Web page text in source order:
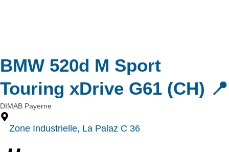
BMW 520d M Sport
Touring xDrive G61 (CH) 📍
DIMAB Payerne
Zone Industrielle, La Palaz C 36